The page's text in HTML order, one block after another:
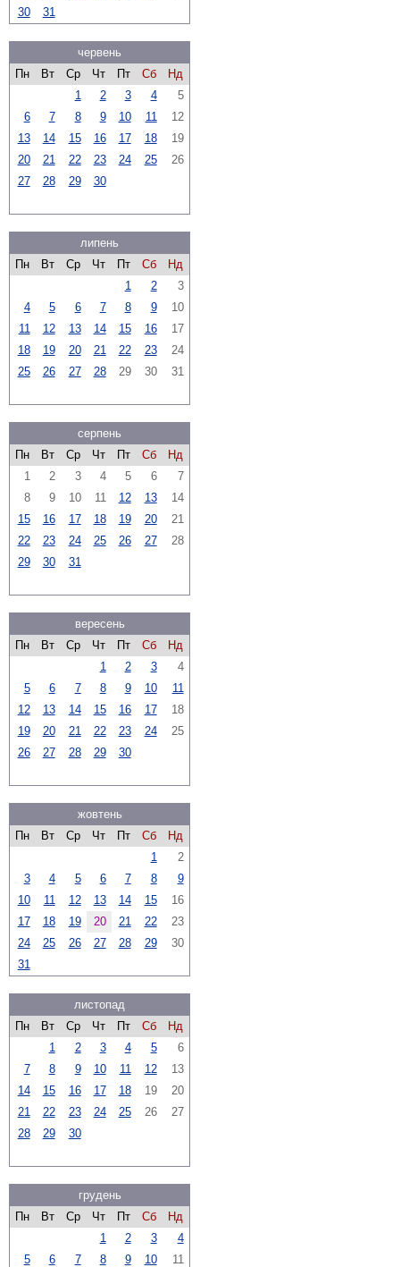
30
31
червень
Пн
Вт Ср Чт Пт Сб
Нд
1
2 3 4
5
6
7 8 9 10 11
12
13
14 15 16 17 18
19
20
21 22 23 24 25
26
27
28 29 30
липень
Пн
Вт Ср Чт Пт Сб
Нд
1
2
3
4
5 6 7 8 9
10
11
12 13 14 15 16
17
18
19 20 21 22 23
24
25
26 27 28 29 30 31
серпень
Пн
Вт Ср Чт Пт Сб
Нд
1
2 3 4 5 6
7
8
9 10 11 12 13
14
15
16 17 18 19 20
21
22
23 24 25 26 27
28
29
30 31
вересень
Пн
Вт Ср Чт Пт Сб
Нд
1
2 3
4
5
6 7 8 9 10
11
12
13 14 15 16 17
18
19
20 21 22 23 24
25
26
27 28 29 30
жовтень
Пн
Вт Ср Чт Пт Сб
Нд
1
2
3
4 5 6 7 8
9
10
11 12 13 14 15
16
17
18 19 20 21 22
23
24
25 26 27 28 29
30
31
листопад
Пн
Вт Ср Чт Пт Сб
Нд
1
2 3 4 5
6
7
8 9 10 11 12
13
14
15 16 17 18 19
20
21
22 23 24 25 26
27
28
29 30
грудень
Пн
Вт Ср Чт Пт Сб
Нд
1
2 3
4
5
6 7 8 9 10 11